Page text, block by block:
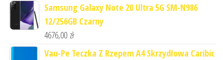
Samsung Galaxy Note 20 Ultra 5G SM-N986
12/256GB Czarny
4676,00 zł
Vau-Pe Teczka Z Rzepem A4 Skrzydłowa Caribic